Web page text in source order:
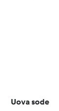
Uova sode